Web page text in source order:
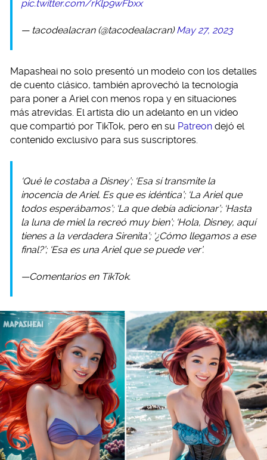
pic.twitter.com/rKlp9wFbxx
— tacodealacran (@tacodealacran)May 27, 2023
Mapasheai no solo presentó un modelo con los detalles
de cuento clásico, también aprovechó la tecnología
para poner a Ariel con menos ropa y en situaciones
más atrevidas. El artista dio un adelanto en un video
que compartió por TikTok, pero en su Patreon dejó el
contenido exclusivo para sus suscriptores.
‘Qué le costaba a Disney’; ‘Esa sí transmite la
inocencia de Ariel. Es que es idéntica’; ‘La Ariel que
todos esperábamos’; ‘La que debía adicionar’; ‘Hasta
la luna de miel la recreó muy bien’; ‘Hola, Disney, aquí
tienes a la verdadera Sirenita’; ‘¿Cómo llegamos a ese
final?’; ‘Esa es una Ariel que se puede ver’.
—Comentarios en TikTok.